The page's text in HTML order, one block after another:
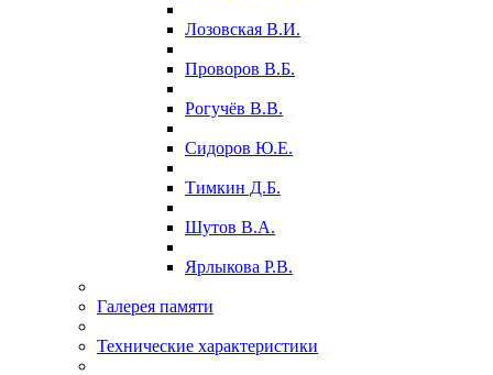
Лозовская В.И.
Проворов В.Б.
Рогучёв В.В.
Сидоров Ю.Е.
Тимкин Д.Б.
Шутов В.А.
Ярлыкова Р.В.
Галерея памяти
Технические характеристики